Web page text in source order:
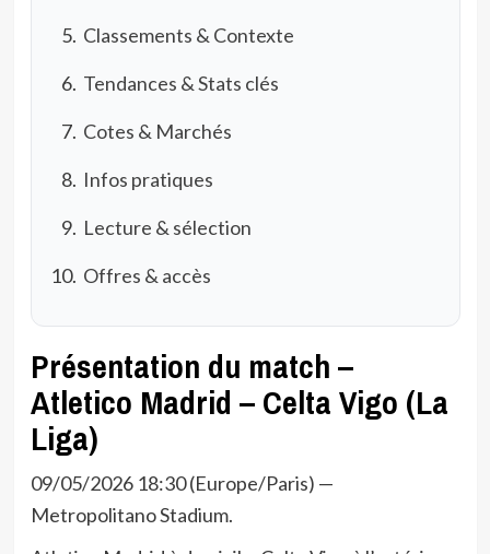
Classements & Contexte
Tendances & Stats clés
Cotes & Marchés
Infos pratiques
Lecture & sélection
Offres & accès
Présentation du match –
Atletico Madrid – Celta Vigo (La
Liga)
09/05/2026 18:30 (Europe/Paris) —
Metropolitano Stadium.